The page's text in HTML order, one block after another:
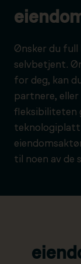
Ønsker du full
selvbetjent.
for deg, kan
partnere, eller
fleksibiliteten
til noen av de